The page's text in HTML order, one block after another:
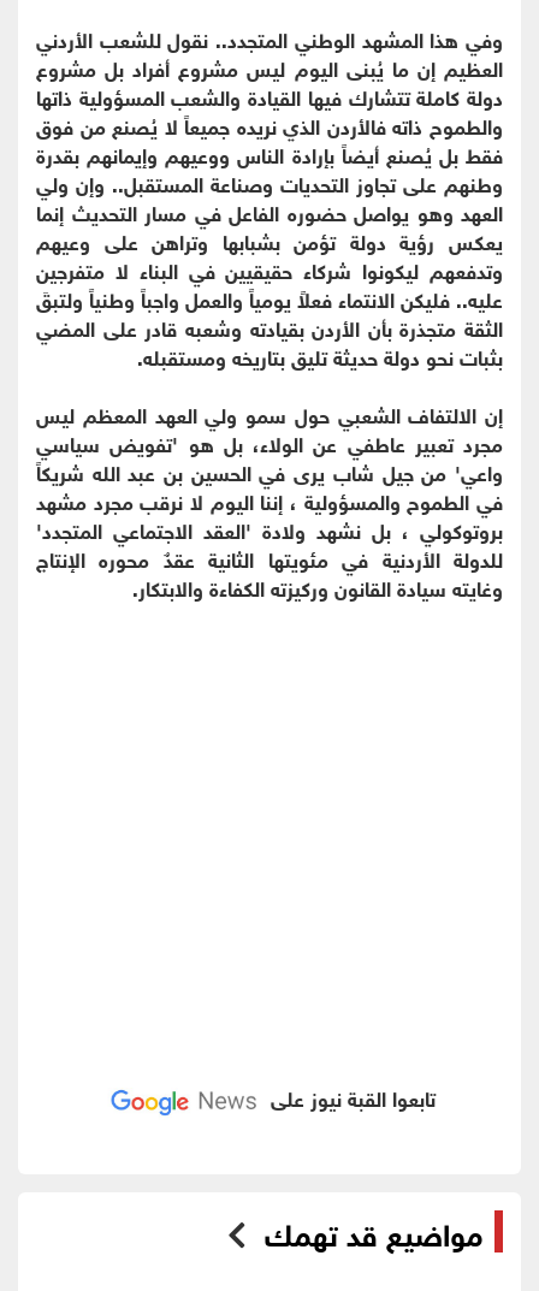
وفي هذا المشهد الوطني المتجدد.. نقول للشعب الأردني
العظيم إن ما يُبنى اليوم ليس مشروع أفراد بل مشروع
دولة كاملة تتشارك فيها القيادة والشعب المسؤولية ذاتها
والطموح ذاته فالأردن الذي نريده جميعاً لا يُصنع من فوق
فقط بل يُصنع أيضاً بإرادة الناس ووعيهم وإيمانهم بقدرة
وطنهم على تجاوز التحديات وصناعة المستقبل.. وإن ولي
العهد وهو يواصل حضوره الفاعل في مسار التحديث إنما
يعكس رؤية دولة تؤمن بشبابها وتراهن على وعيهم
وتدفعهم ليكونوا شركاء حقيقيين في البناء لا متفرجين
عليه.. فليكن الانتماء فعلاً يومياً والعمل واجباً وطنياً ولتبقَ
الثقة متجذرة بأن الأردن بقيادته وشعبه قادر على المضي
بثبات نحو دولة حديثة تليق بتاريخه ومستقبله.
إن الالتفاف الشعبي حول سمو ولي العهد المعظم ليس
مجرد تعبير عاطفي عن الولاء، بل هو 'تفويض سياسي
واعي' من جيل شاب يرى في الحسين بن عبد الله شريكاً
في الطموح والمسؤولية ، إننا اليوم لا نرقب مجرد مشهد
بروتوكولي ، بل نشهد ولادة 'العقد الاجتماعي المتجدد'
للدولة الأردنية في مئويتها الثانية عقدٌ محوره الإنتاج
وغايته سيادة القانون وركيزته الكفاءة والابتكار.
تابعوا القبة نيوز على
مواضيع قد تهمك